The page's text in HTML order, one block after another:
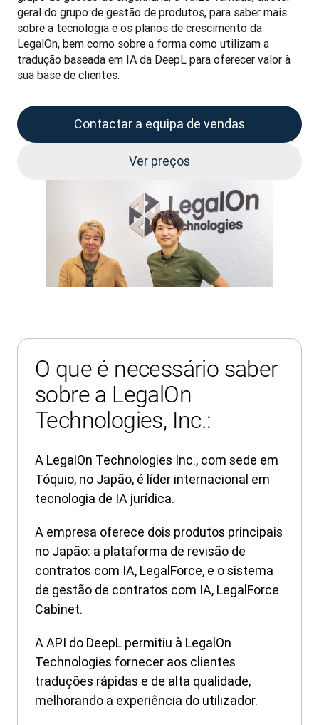
geral do grupo de gestão de produtos, para saber mais
sobre a tecnologia e os planos de crescimento da
LegalOn, bem como sobre a forma como utilizam a
tradução baseada em IA da DeepL para oferecer valor à
sua base de clientes.
Contactar a equipa de vendas
Ver preços
O que é necessário saber
sobre a LegalOn
Technologies, Inc.:
A LegalOn Technologies Inc., com sede em
Tóquio, no Japão, é líder internacional em
tecnologia de IA jurídica.
A empresa oferece dois produtos principais
no Japão: a plataforma de revisão de
contratos com IA, LegalForce, e o sistema
de gestão de contratos com IA, LegalForce
Cabinet.
A API do DeepL permitiu à LegalOn
Technologies fornecer aos clientes
traduções rápidas e de alta qualidade,
melhorando a experiência do utilizador.